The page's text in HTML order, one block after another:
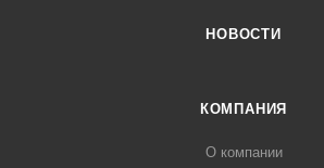
НОВОСТИ
КОМПАНИЯ
О компании